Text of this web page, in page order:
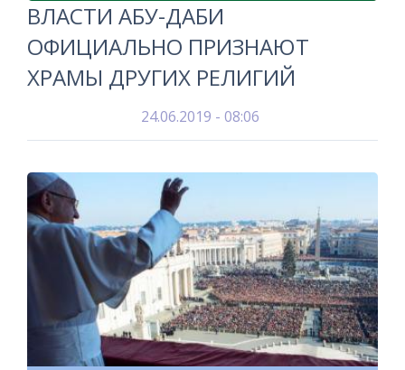
ВЛАСТИ АБУ-ДАБИ
ОФИЦИАЛЬНО ПРИЗНАЮТ
ХРАМЫ ДРУГИХ РЕЛИГИЙ
24.06.2019 - 08:06